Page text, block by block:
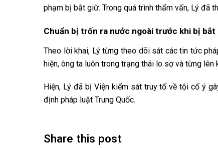
phạm bị bắt giữ. Trong quá trình thẩm vấn, Lý đã
Chuẩn bị trốn ra nước ngoài trước khi bị bắt
Theo lời khai, Lý từng theo dõi sát các tin tức
hiện, ông ta luôn trong trạng thái lo sợ và từng
Hiện, Lý đã bị Viện kiểm sát truy tố về tội cố ý
định pháp luật Trung Quốc.
Share this post